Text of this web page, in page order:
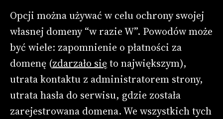
Opcji można używać w celu ochrony swojej
własnej domeny “w razie W”. Powodów może
być wiele: zapomnienie o płatności za
domenę (zdarzało sięto największym),
utrata kontaktu z administratorem strony,
utrata hasła do serwisu, gdzie została
zarejestrowana domena. We wszystkich tych